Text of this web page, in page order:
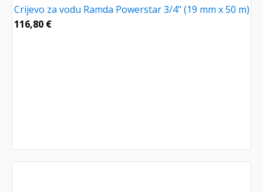
Crijevo za vodu Ramda Powerstar 3/4" (19 mm x 50 m)
116,80 €